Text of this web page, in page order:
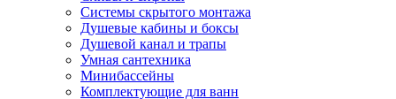
Системы скрытого монтажа
Душевые кабины и боксы
Душевой канал и трапы
Умная сантехника
Минибассейны
Комплектующие для ванн